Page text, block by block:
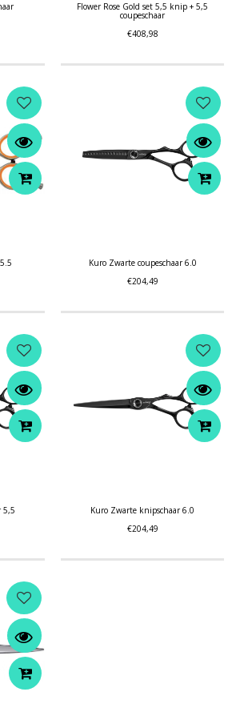
Flower Rose Gold set 5,5 knip + 5,5
coupeschaar
€408,98
Kuro Zwarte coupeschaar 6.0
€204,49
5,5
Kuro Zwarte knipschaar 6.0
€204,49